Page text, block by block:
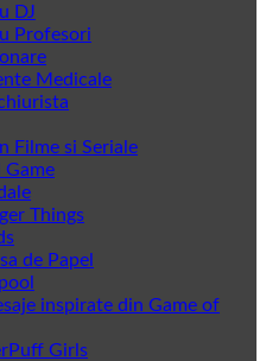
DJ
Profesori
Medicale
Filme si Seriale
Game
Things
de Papel
inspirate din Game of
Girls